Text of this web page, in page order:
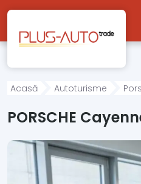
Mergi direct la conținutul
Acasă Autoturisme
PORSCHE